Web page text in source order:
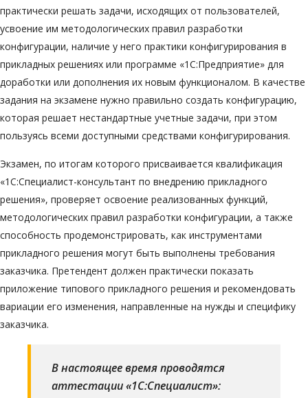
практически решать задачи, исходящих от пользователей,
усвоение им методологических правил разработки
конфигурации, наличие у него практики конфигурирования в
прикладных решениях или программе «1С:Предприятие» для
доработки или дополнения их новым функционалом. В качестве
задания на экзамене нужно правильно создать конфигурацию,
которая решает нестандартные учетные задачи, при этом
пользуясь всеми доступными средствами конфигурирования.
Экзамен, по итогам которого присваивается квалификация
«1С:Специалист-консультант по внедрению прикладного
решения», проверяет освоение реализованных функций,
методологических правил разработки конфигурации, а также
способность продемонстрировать, как инструментами
прикладного решения могут быть выполнены требования
заказчика. Претендент должен практически показать
приложение типового прикладного решения и рекомендовать
вариации его изменения, направленные на нужды и специфику
заказчика.
В настоящее время проводятся
аттестации «1С:Специалист»: